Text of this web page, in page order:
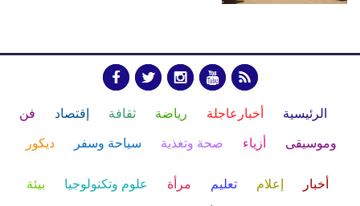
الرئيسية أخبارعاجلة رياضة ثقافة إقتصاد فن
وموسيقى أزياء صحة وتغذية سياحة وسفر ديكور
أخبار إعلام تعليم مرأة علوم وتكنولوجيا بيئة